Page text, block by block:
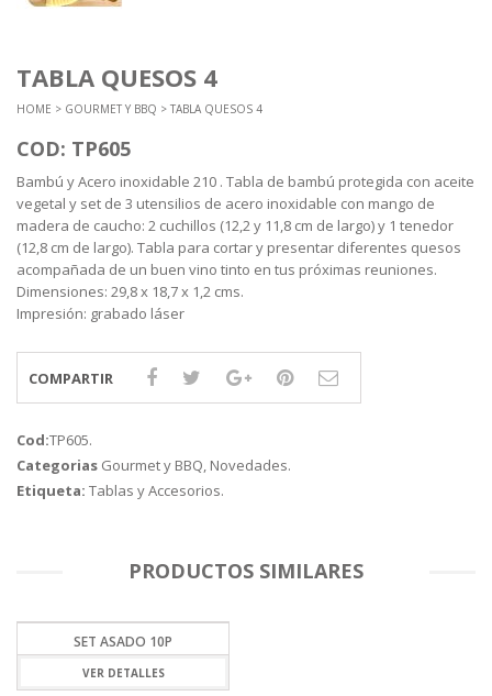
TABLA QUESOS 4
HOME > GOURMET Y BBQ > TABLA QUESOS 4
COD: TP605
Bambú y Acero inoxidable 210 . Tabla de bambú protegida con aceite
vegetal y set de 3 utensilios de acero inoxidable con mango de
madera de caucho: 2 cuchillos (12,2 y 11,8 cm de largo) y 1 tenedor
(12,8 cm de largo). Tabla para cortar y presentar diferentes quesos
acompañada de un buen vino tinto en tus próximas reuniones.
Dimensiones: 29,8 x 18,7 x 1,2 cms.
Impresión: grabado láser
COMPARTIR
Cod:TP605.
Categorias Gourmet y BBQ, Novedades.
Etiqueta: Tablas y Accesorios.
PRODUCTOS SIMILARES
SET ASADO 10P
VER DETALLES